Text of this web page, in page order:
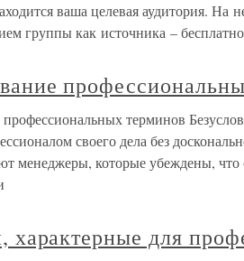
ваша целевая аудитория. На
группы как источника –
терминов
своего дела без
менеджеры, которые убеждены, что
характерные для